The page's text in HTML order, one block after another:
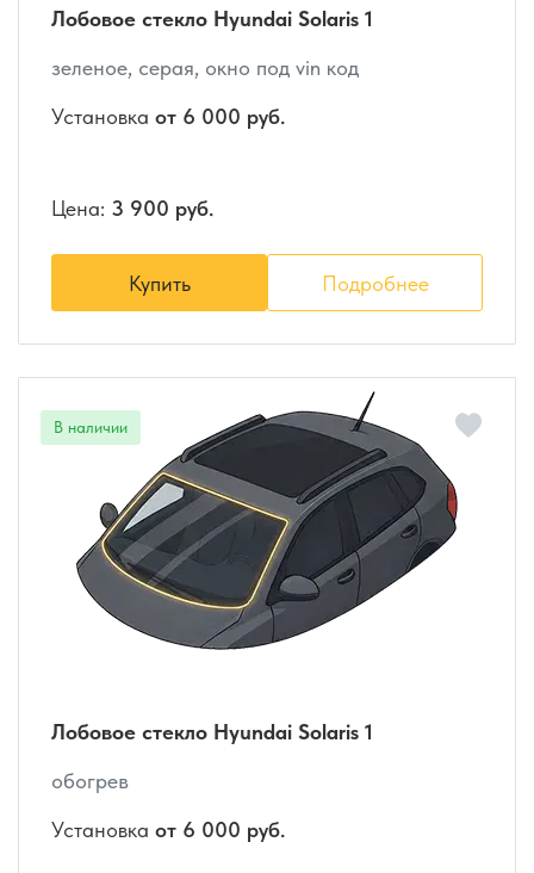
Лобовое стекло Hyundai Solaris 1
зеленое, серая, окно под vin код
Установка от 6 000 руб.
Цена: 3 900 руб.
Купить Подробнее
Лобовое стекло Hyundai Solaris 1
обогрев
Установка от 6 000 руб.